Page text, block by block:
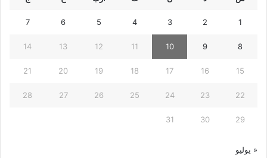
1
2
3
4
5
6
7
8
9
10
11
12
13
14
15
16
17
18
19
20
21
22
23
24
25
26
27
28
29
30
31
« يوليو